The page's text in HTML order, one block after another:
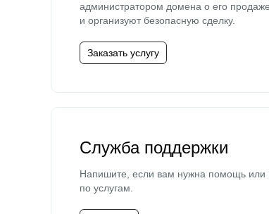
администратором домена о его
и организуют безопасную сделку.
Заказать услугу
Служба поддержки
Напишите, если вам нужна помощь или
по услугам.